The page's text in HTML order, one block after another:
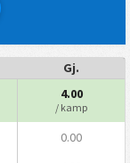
Gj.
4.00
/ kamp
0.00